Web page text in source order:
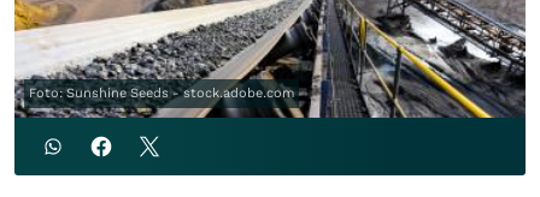
Foto: Sunshine Seeds - stock.adobe.com